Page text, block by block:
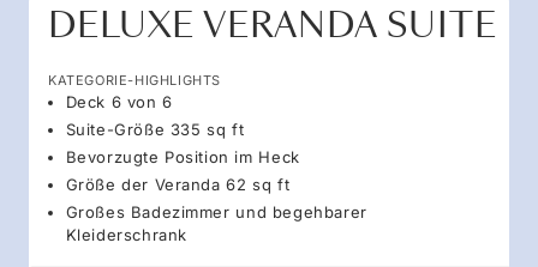
DELUXE VERANDA SUITE
KATEGORIE-HIGHLIGHTS
Deck 6 von 6
Suite-Größe 335 sq ft
Bevorzugte Position im Heck
Größe der Veranda 62 sq ft
Großes Badezimmer und begehbarer
Kleiderschrank